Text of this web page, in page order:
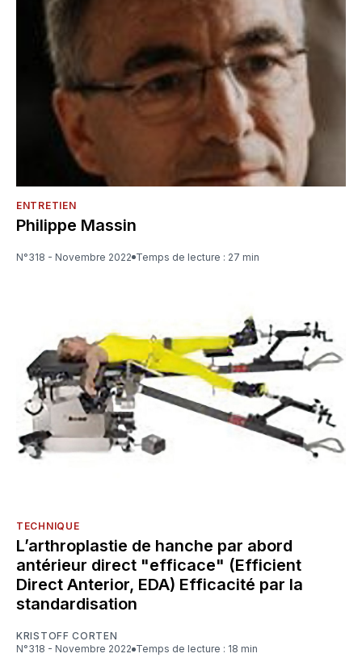
ENTRETIEN
Philippe Massin
N°318 - Novembre 2022 Temps de lecture : 27 min
TECHNIQUE
L’arthroplastie de hanche par abord
antérieur direct "efficace" (Efficient
Direct Anterior, EDA) Efficacité par la
standardisation
KRISTOFF CORTEN
N°318 - Novembre 2022
Temps de lecture : 18 min